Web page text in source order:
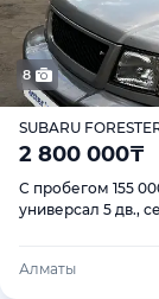
8
SUBARU
2 800 000₸
С пробегом 155
универсал 5 дв.,
Алматы